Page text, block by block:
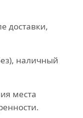
доставки,
наличный
места